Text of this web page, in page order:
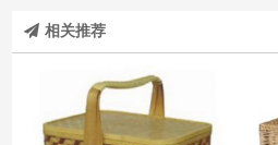
相关推荐